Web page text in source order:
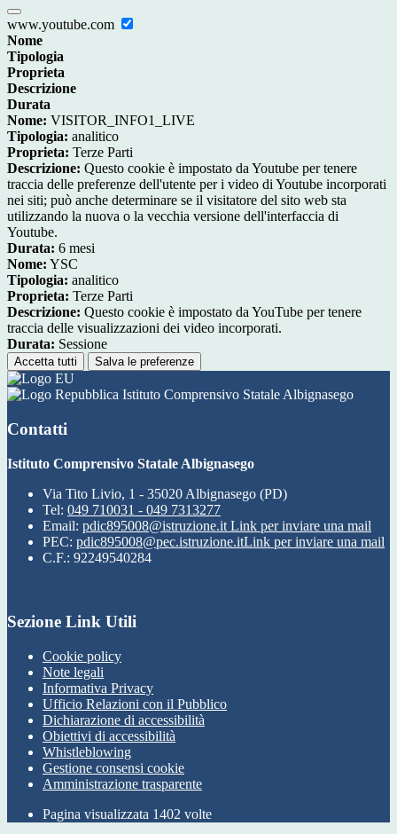
www.youtube.com
Nome
Tipologia
Proprieta
Descrizione
Durata
Nome: VISITOR_INFO1_LIVE
Tipologia: analitico
Proprieta: Terze Parti
Descrizione: Questo cookie è impostato da Youtube per tenere
traccia delle preferenze dell'utente per i video di Youtube incorporati
nei siti; può anche determinare se il visitatore del sito web sta
utilizzando la nuova o la vecchia versione dell'interfaccia di
Youtube.
Durata: 6 mesi
Nome: YSC
Tipologia: analitico
Proprieta: Terze Parti
Descrizione: Questo cookie è impostato da YouTube per tenere
traccia delle visualizzazioni dei video incorporati.
Durata: Sessione
Accetta tutti Salva le preferenze
Istituto Comprensivo Statale Albignasego
Contatti
Istituto Comprensivo Statale Albignasego
Via Tito Livio, 1 - 35020 Albignasego (PD)
Tel: 049 710031 - 049 7313277
Email: pdic895008@istruzione.it Link per inviare una mail
PEC: pdic895008@pec.istruzione.itLink per inviare una mail
C.F.: 92249540284
Sezione Link Utili
Cookie policy
Note legali
Informativa Privacy
Ufficio Relazioni con il Pubblico
Dichiarazione di accessibilità
Obiettivi di accessibilità
Whistleblowing
Gestione consensi cookie
Amministrazione trasparente
Pagina visualizzata 1402 volte